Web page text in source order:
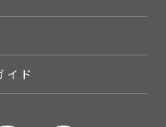
イド